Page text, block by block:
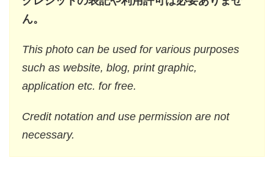
ん。
This photo can be used for various purposes
such as website, blog, print graphic,
application etc. for free.
Credit notation and use permission are not
necessary.